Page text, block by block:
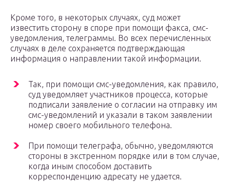
Кроме того, в некоторых случаях, суд может
известить сторону в споре при помощи факса, смс-
уведомления, телеграммы. Во всех перечисленных
случаях в деле сохраняется подтверждающая
информация о направлении такой информации.
Так, при помощи смс-уведомления, как правило,
суд уведомляет участников процесса, которые
подписали заявление о согласии на отправку им
смс-уведомлений и указали в таком заявлении
номер своего мобильного телефона.
При помощи телеграфа, обычно, уведомляются
стороны в экстренном порядке или в том случае,
когда иным способом доставить
корреспонденцию адресату не удается.